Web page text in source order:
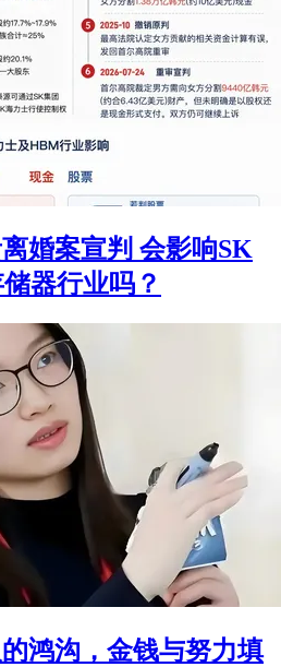
婚案宣判 会影响SK
器行业吗？
鸿沟，金钱与努力填